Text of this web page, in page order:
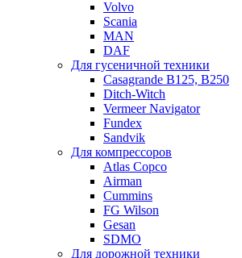
Volvo
Scania
MAN
DAF
Для гусеничной техники
Casagrande B125, B250
Ditch-Witch
Vermeer Navigator
Fundex
Sandvik
Для компрессоров
Atlas Copco
Airman
Cummins
FG Wilson
Gesan
SDMO
Для дорожной техники